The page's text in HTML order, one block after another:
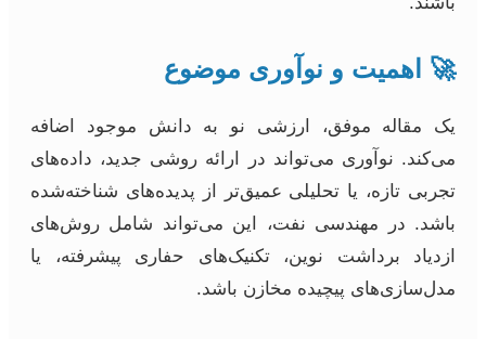
🚀 اهمیت و نوآوری موضوع
یک مقاله موفق، ارزشی نو به دانش موجود اضافه
می‌کند. نوآوری می‌تواند در ارائه روشی جدید، داده‌های
تجربی تازه، یا تحلیلی عمیق‌تر از پدیده‌های شناخته‌شده
باشد. در مهندسی نفت، این می‌تواند شامل روش‌های
ازدیاد برداشت نوین، تکنیک‌های حفاری پیشرفته، یا
مدل‌سازی‌های پیچیده مخازن باشد.